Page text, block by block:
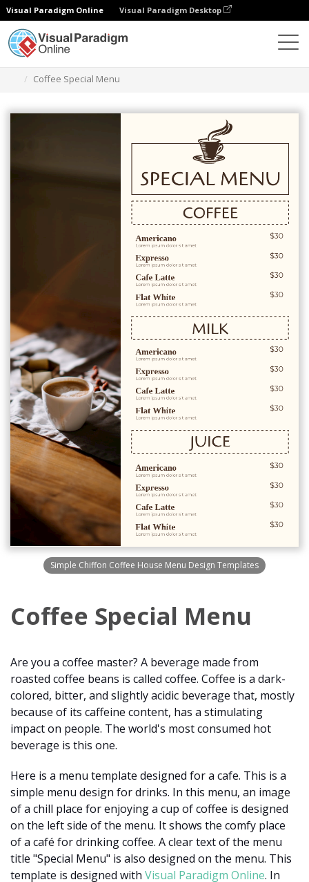
Visual Paradigm Online Visual Paradigm Desktop
Coffee Special Menu
Simple Chiffon Coffee House Menu Design Templates
Coffee Special Menu
Are you a coffee master? A beverage made from
roasted coffee beans is called coffee. Coffee is a dark-
colored, bitter, and slightly acidic beverage that, mostly
because of its caffeine content, has a stimulating
impact on people. The world's most consumed hot
beverage is this one.
Here is a menu template designed for a cafe. This is a
simple menu design for drinks. In this menu, an image
of a chill place for enjoying a cup of coffee is designed
on the left side of the menu. It shows the comfy place
of a café for drinking coffee. A clear text of the menu
title "Special Menu" is also designed on the menu. This
template is designed with Visual Paradigm Online. In